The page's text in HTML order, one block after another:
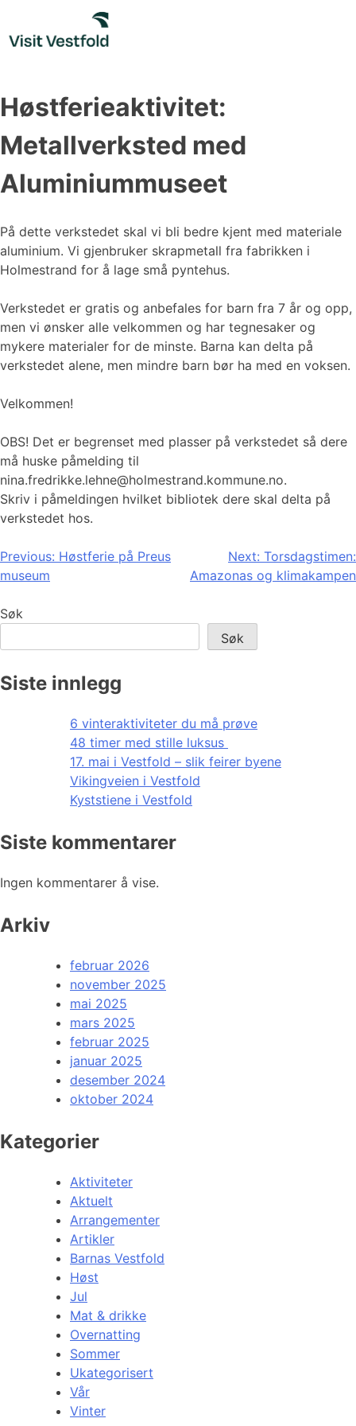
content
Høstferieaktivitet:
Metallverksted med
Aluminiummuseet
På dette verkstedet skal vi bli bedre kjent med materiale
aluminium. Vi gjenbruker skrapmetall fra fabrikken i
Holmestrand for å lage små pyntehus.
Verkstedet er gratis og anbefales for barn fra 7 år og opp,
men vi ønsker alle velkommen og har tegnesaker og
mykere materialer for de minste. Barna kan delta på
verkstedet alene, men mindre barn bør ha med en voksen.
Velkommen!
OBS! Det er begrenset med plasser på verkstedet så dere
må huske påmelding til
nina.fredrikke.lehne@holmestrand.kommune.no.
Skriv i påmeldingen hvilket bibliotek dere skal delta på
verkstedet hos.
Innleggsnavigasjon
Previous: Høstferie på Preus
museum
Next: Torsdagstimen:
Amazonas og klimakampen
Søk
Søk
Siste innlegg
6 vinteraktiviteter du må prøve
48 timer med stille luksus
17. mai i Vestfold – slik feirer byene
Vikingveien i Vestfold
Kyststiene i Vestfold
Siste kommentarer
Ingen kommentarer å vise.
Arkiv
februar 2026
november 2025
mai 2025
mars 2025
februar 2025
januar 2025
desember 2024
oktober 2024
Kategorier
Aktiviteter
Aktuelt
Arrangementer
Artikler
Barnas Vestfold
Høst
Jul
Mat & drikke
Overnatting
Sommer
Ukategorisert
Vår
Vinter